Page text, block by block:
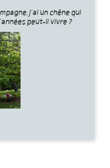
j’ai un chêne qui
peut-il vivre ?